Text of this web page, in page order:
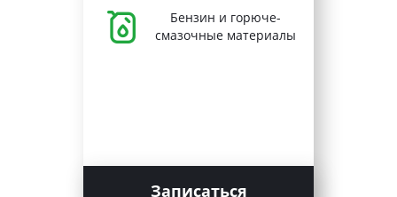
Бензин и горюче-
смазочные материалы
Записаться